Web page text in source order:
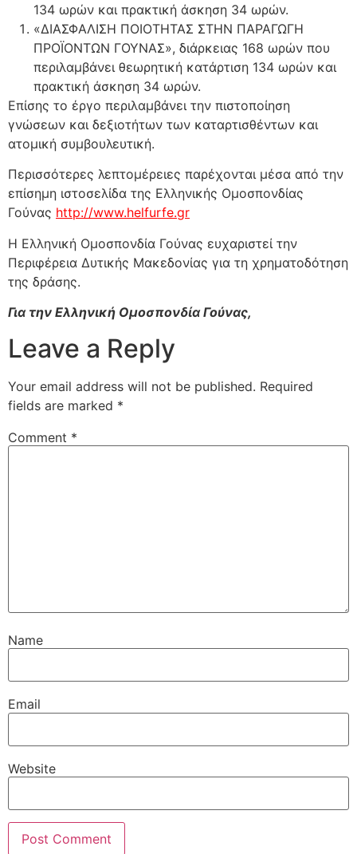
134 ωρών και πρακτική άσκηση 34 ωρών.
«ΔΙΑΣΦΑΛΙΣΗ ΠΟΙΟΤΗΤΑΣ ΣΤΗΝ ΠΑΡΑΓΩΓΗ
ΠΡΟΪΟΝΤΩΝ ΓΟΥΝΑΣ», διάρκειας 168 ωρών που
περιλαμβάνει θεωρητική κατάρτιση 134 ωρών και
πρακτική άσκηση 34 ωρών.
Επίσης το έργο περιλαμβάνει την πιστοποίηση
γνώσεων και δεξιοτήτων των καταρτισθέντων και
ατομική συμβουλευτική.
Περισσότερες λεπτομέρειες παρέχονται μέσα από την
επίσημη ιστοσελίδα της Ελληνικής Ομοσπονδίας
Γούνας http://www.helfurfe.gr
Η Ελληνική Ομοσπονδία Γούνας ευχαριστεί την
Περιφέρεια Δυτικής Μακεδονίας για τη χρηματοδότηση
της δράσης.
Για την Ελληνική Ομοσπονδία Γούνας,
Leave a Reply
Your email address will not be published. Required
fields are marked *
Comment *
Name
Email
Website